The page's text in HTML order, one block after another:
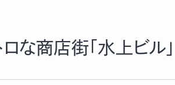
な商店街「水上ビル」